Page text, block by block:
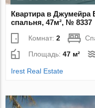
Квартира в
спальня, 47м², № 8337
Комнат:2
Площадь:47 м²
Irest Real Estate